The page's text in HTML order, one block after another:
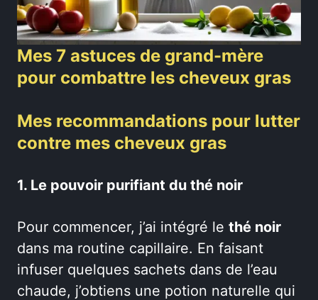
Mes 7 astuces de grand-mère
pour combattre les cheveux gras
Mes recommandations pour lutter
contre mes cheveux gras
1. Le pouvoir purifiant du thé noir
Pour commencer, j’ai intégré le thé noir
dans ma routine capillaire. En faisant
infuser quelques sachets dans de l’eau
chaude, j’obtiens une potion naturelle qui